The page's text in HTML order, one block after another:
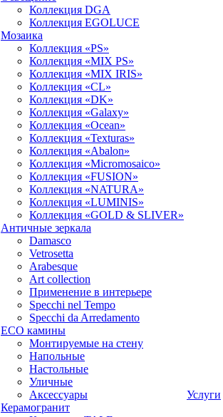
Коллекция DGA
Коллекция EGOLUCE
Мозаика
Коллекция «PS»
Коллекция «MIX PS»
Коллекция «MIX IRIS»
Коллекция «CL»
Коллекция «DK»
Коллекция «Galaxy»
Коллекция «Ocean»
Коллекция «Texturas»
Коллекция «Abalon»
Коллекция «Micromosaico»
Коллекция «FUSION»
Коллекция «NATURA»
Коллекция «LUMINIS»
Коллекция «GOLD & SLIVER»
Античные зеркала
Damasco
Vetrosetta
Arabesque
Art collection
Применение в интерьере
Specchi nel Tempo
Specchi da Arredamento
ECO камины
Монтируемые на стену
Напольные
Настольные
Уличные
Аксессуары
Керамогранит
Услуги